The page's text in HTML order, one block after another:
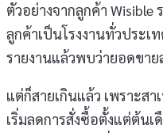
ตัวอย่างจากลูกค้า
ลูกค้าเป็นโรงงานทั่วประเ
รายงานแล้วพบว่ายอดขาย
แต่ก็สายเกินแล้ว เพราะส
เริ่มลดการสั่งซื้อตั้งแต่ต้น